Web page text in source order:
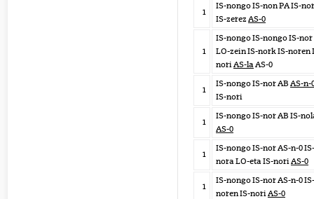
1
IS-nongo IS-non PA IS-
IS-zerez AS-0
1
IS-nongo IS-nongo IS-nor
LO-zein IS-nork IS-noren
noriAS-laAS-0
1
IS-nongo IS-nor AB AS-n-
IS-nori
1
IS-nongo IS-nor AB IS-
AS-0
1
IS-nongo IS-nor AS-n-0 IS-
nora LO-eta IS-noriAS-0
1
IS-nongo IS-nor AS-n-0 IS-
noren IS-noriAS-0